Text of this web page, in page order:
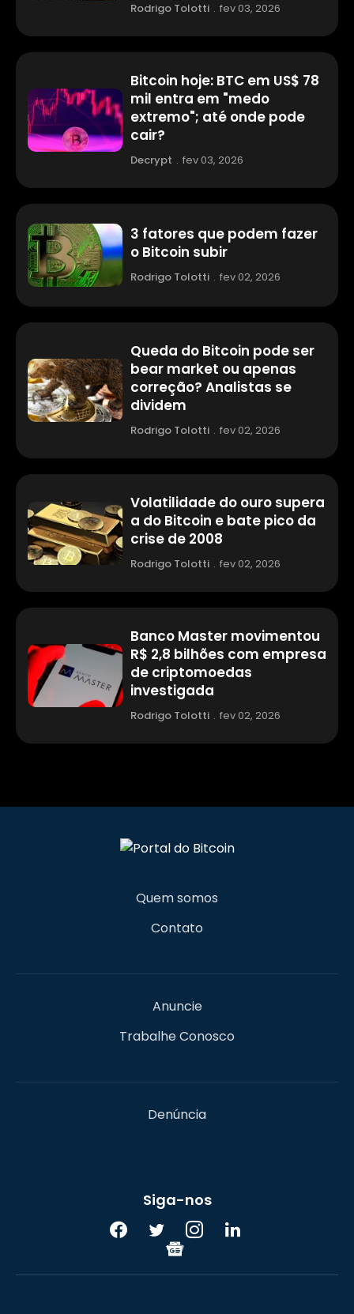
Rodrigo Tolotti . fev 03, 2026
Bitcoin hoje: BTC em US$ 78
mil entra em "medo
extremo"; até onde pode
cair?
Decrypt . fev 03, 2026
3 fatores que podem fazer
o Bitcoin subir
Rodrigo Tolotti . fev 02, 2026
Queda do Bitcoin pode ser
bear market ou apenas
correção? Analistas se
dividem
Rodrigo Tolotti . fev 02, 2026
Volatilidade do ouro supera
a do Bitcoin e bate pico da
crise de 2008
Rodrigo Tolotti . fev 02, 2026
Banco Master movimentou
R$ 2,8 bilhões com empresa
de criptomoedas
investigada
Rodrigo Tolotti . fev 02, 2026
Quem somos
Contato
Anuncie
Trabalhe Conosco
Denúncia
Siga-nos